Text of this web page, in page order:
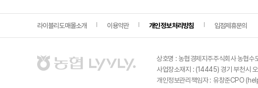
라이블리도매몰소개 이용약관 개인정보 처리방침 입점제휴문의
상호명 : 농협경제지주주식회사 농협수
사업장소재지 : (14445) 경기 부천시
개인정보관리책임자 : 유창준CPO (